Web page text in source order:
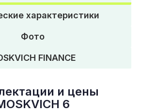
характеристики
Фото
FINANCE
и цены
6